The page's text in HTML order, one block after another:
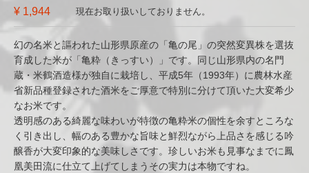
¥ 1,944
現在お取り扱いしておりません。
幻の名米と謳われた山形県原産の「亀の尾」の突然変異株を選抜
育成した米が「亀粋（きっすい）」です。同じ山形県内の名門
蔵・米鶴酒造様が独自に栽培し、平成5年（1993年）に農林水産
省新品種登録された酒米をご厚意で特別に分けて頂いた大変希少
なお米です。
透明感のある綺麗な味わいが特徴の亀粋米の個性を余すところな
く引き出し、幅のある豊かな旨味と鮮烈ながら上品さを感じる吟
醸香が大変印象的な美味しさです。珍しいお米も見事なまでに鳳
凰美田流に仕立て上げてしまうその実力は本物ですね。